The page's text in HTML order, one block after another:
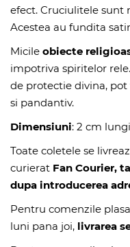
efect. Cruciulitele sunt
Acestea au fundita
Micile obiecte
impotriva spiritelor
de protectie divina,
si pandantiv.
Dimensiuni: 2 cm
Toate coletele se
curierat Fan Courier,
dupa introducerea
Pentru comenzile
luni pana joi, livrarea